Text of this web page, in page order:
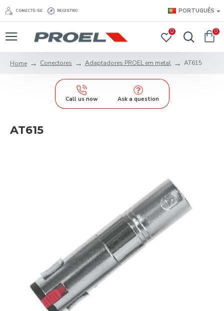
CONECTE-SE REGISTRO PORTUGUÊS
0 0
Home Conectores Adaptadores PROEL em metal AT615
Call us now Ask a question
AT615